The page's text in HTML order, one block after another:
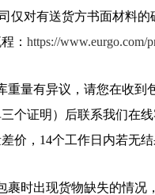
仅对有送货方书面材料的
： https://www.eurgo.com/
重量有异议，请您在收
个证明）后联系我们在
价，14个工作日内若无
裹时出现货物缺失的情